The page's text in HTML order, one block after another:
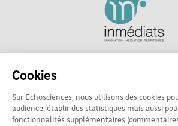
Cookies
Sur Echosciences, nous utilisons des cookies
audience, établir des statistiques mais aussi
fonctionnalités supplémentaires
Explorer, s’exprimer, rentrer en contact :
Bretagne est le réseau social des
sciences et de technologies en Bretagne.
Les contenus sont sous Licence Creative Commons